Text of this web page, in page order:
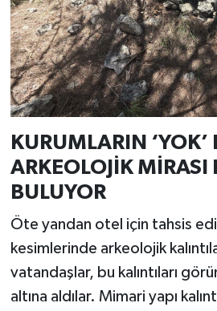
KURUMLARIN ‘YOK’
ARKEOLOJİK MİRASI
BULUYOR
Öte yandan otel için tahsis
kesimlerinde arkeolojik
vatandaşlar, bu kalıntıları
altına aldılar. Mimari yapı